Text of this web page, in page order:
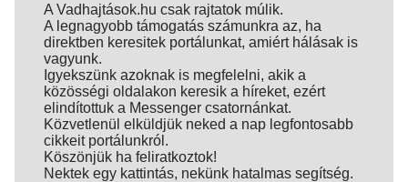
A Vadhajtások.hu csak rajtatok múlik.
A legnagyobb támogatás számunkra az, ha
direktben keresitek portálunkat, amiért hálásak is
vagyunk.
Igyekszünk azoknak is megfelelni, akik a
közösségi oldalakon keresik a híreket, ezért
elindítottuk a Messenger csatornánkat.
Közvetlenül elküldjük neked a nap legfontosabb
cikkeit portálunkról.
Köszönjük ha feliratkoztok!
Nektek egy kattintás, nekünk hatalmas segítség.